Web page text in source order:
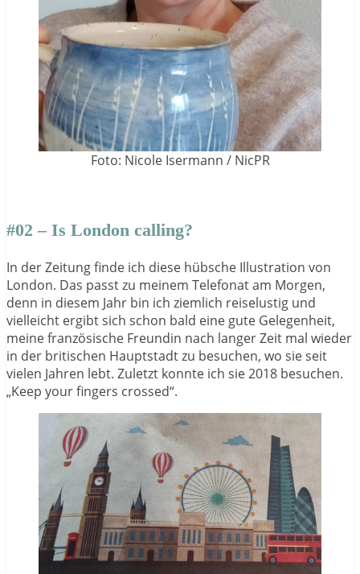
Foto: Nicole Isermann / NicPR
#02 – Is London calling?
In der Zeitung finde ich diese hübsche Illustration von
London. Das passt zu meinem Telefonat am Morgen,
denn in diesem Jahr bin ich ziemlich reiselustig und
vielleicht ergibt sich schon bald eine gute Gelegenheit,
meine französische Freundin nach langer Zeit mal wieder
in der britischen Hauptstadt zu besuchen, wo sie seit
vielen Jahren lebt. Zuletzt konnte ich sie 2018 besuchen.
„Keep your fingers crossed“.